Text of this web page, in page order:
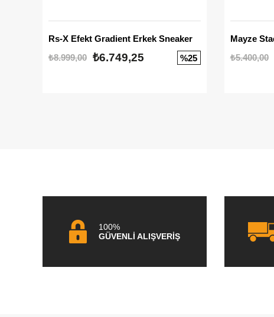
Rs-X Efekt Gradient Erkek Sneaker
₺8.999,00 ₺6.749,25 %25
₺5.400,00
100%
GÜVENLİ ALIŞVERİŞ